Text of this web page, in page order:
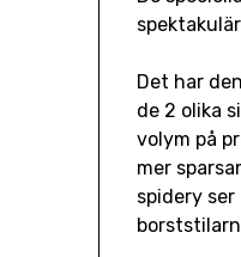
Det har
de 2 olika
volym på
mer
spidery